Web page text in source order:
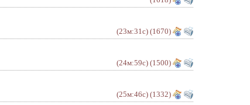
(23м:31с) (1670)
(24м:59с) (1500)
(25м:46с) (1332)